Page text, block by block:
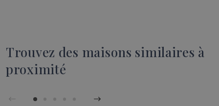
Trouvez des maisons similaires à
proximité